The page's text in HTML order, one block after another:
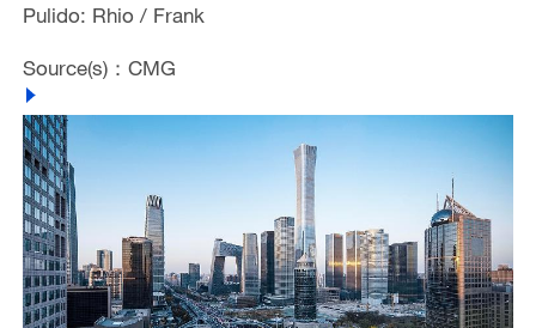
Pulido: Rhio / Frank
Source(s)：CMG